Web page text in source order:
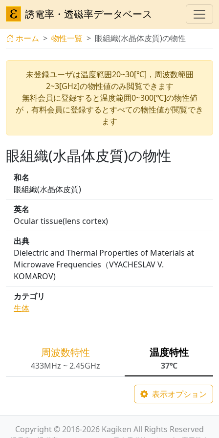
誘電率・透磁率データベース
ホーム 物性一覧 眼組織(水晶体皮質)の物性
未登録ユーザは温度範囲20~30[℃]，周波数範囲
2~3[GHz]の物性値のみ閲覧できます
無料会員に登録すると温度範囲0~300[℃]の物性値
が，有料会員に登録するとすべての物性値が閲覧でき
ます
眼組織(水晶体皮質)の物性
和名
眼組織(水晶体皮質)
英名
Ocular tissue(lens cortex)
出典
Dielectric and Thermal Properties of Materials at
Microwave Frequencies（VYACHESLAV V.
KOMAROV)
カテゴリ
生体
周波数特性
433MHz ~ 2.45GHz
温度特性
37℃
表示オプション
Copyright © 2016-2026 Kagiken All Rights Reserved